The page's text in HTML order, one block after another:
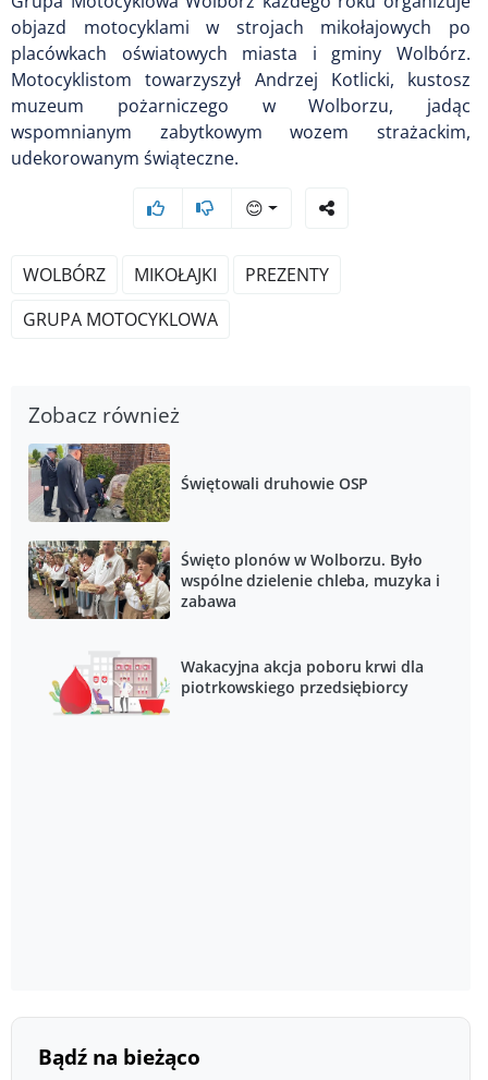
objazd motocyklami w strojach mikołajowych po
placówkach oświatowych miasta i gminy Wolbórz.
Motocyklistom towarzyszył Andrzej Kotlicki, kustosz
muzeum pożarniczego w Wolborzu, jadąc
wspomnianym zabytkowym wozem strażackim,
udekorowanym świąteczne.
😊
WOLBÓRZ MIKOŁAJKI
PREZENTY
GRUPA MOTOCYKLOWA
Zobacz również
Świętowali druhowie OSP
Święto plonów w Wolborzu. Było
wspólne dzielenie chleba, muzyka i
zabawa
Wakacyjna akcja poboru krwi dla
piotrkowskiego przedsiębiorcy
Bądź na bieżąco